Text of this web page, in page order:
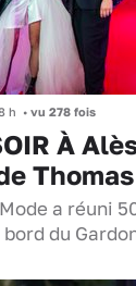
h • vu 278 fois
À
a réuni
bord du